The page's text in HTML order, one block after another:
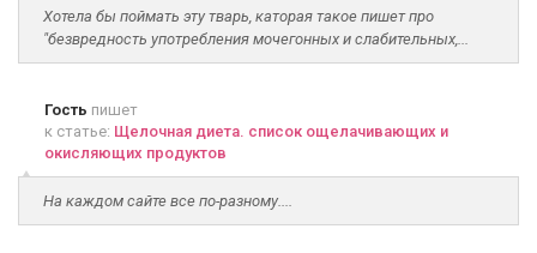
Хотела бы поймать эту тварь, каторая такое пишет про
"безвредность употребления мочегонных и слабительных,...
Гость пишет
к статье: Щелочная диета. список ощелачивающих и
окисляющих продуктов
На каждом сайте все по-разному....